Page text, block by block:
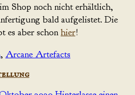
Shop noch nicht erhältlich,
bald aufgelistet. Die
es aber schonhier!
, Arcane Artefacts